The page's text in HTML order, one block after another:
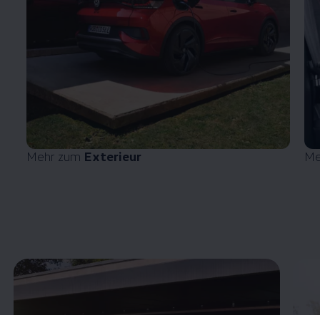
Mehr zum Exterieur
Enable fullscreen mode